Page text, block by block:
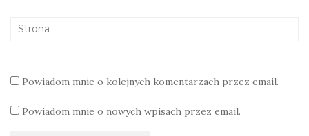
Powiadom mnie o kolejnych komentarzach przez email.
Powiadom mnie o nowych wpisach przez email.